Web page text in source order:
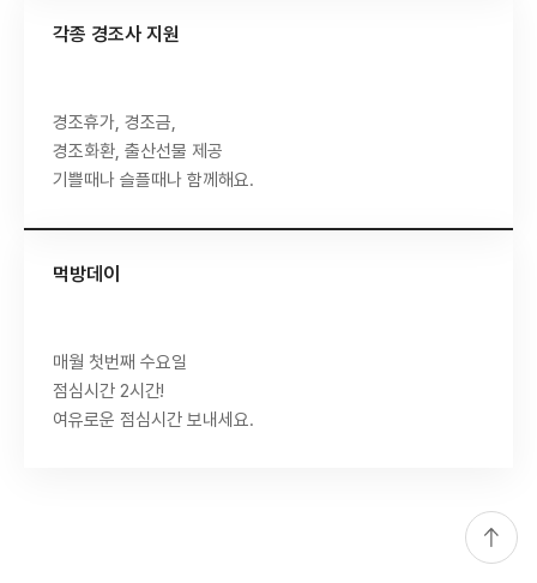
각종 경조사 지원
경조휴가, 경조금,
경조화환, 출산선물 제공
기쁠때나 슬플때나 함께해요.
먹방데이
매월 첫번째 수요일
점심시간 2시간!
여유로운 점심시간 보내세요.